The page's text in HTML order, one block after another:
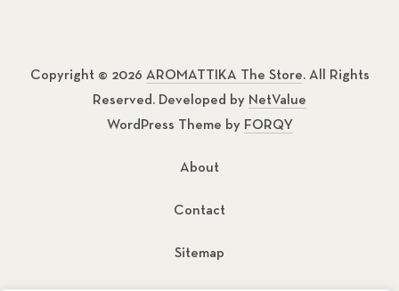
Copyright © 2026 AROMATTIKA The Store. All Rights
Reserved. Developed by NetValue
WordPress Theme by FORQY
About
Contact
Sitemap